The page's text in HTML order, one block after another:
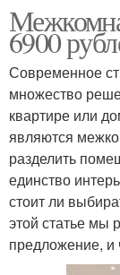
6900
Современное
множество
квартире или
являются
разделить
единство
стоит ли
этой статье мы
предложение, и